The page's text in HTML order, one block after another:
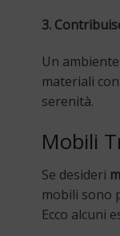
3.
Un
materiali
serenità.
Mobili
Se desideri
mobili sono
Ecco alcuni